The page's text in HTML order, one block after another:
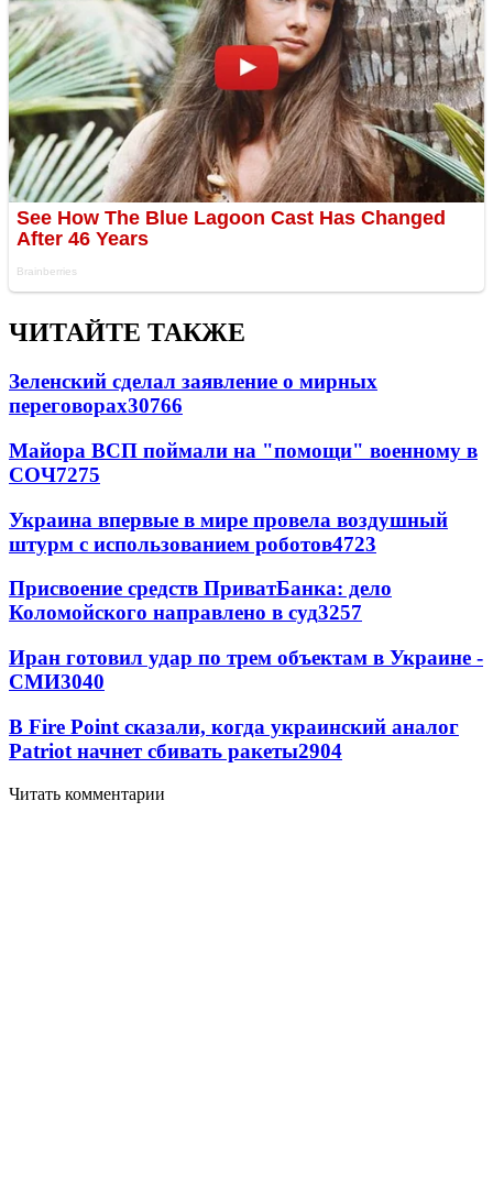
ЧИТАЙТЕ ТАКЖЕ
Зеленский сделал заявление о мирных
переговорах30766
Майора ВСП поймали на "помощи" военному в
СОЧ7275
Украина впервые в мире провела воздушный
штурм с использованием роботов4723
Присвоение средств ПриватБанка: дело
Коломойского направлено в суд3257
Иран готовил удар по трем объектам в Украине -
СМИ3040
В Fire Point сказали, когда украинский аналог
Patriot начнет сбивать ракеты2904
Читать комментарии